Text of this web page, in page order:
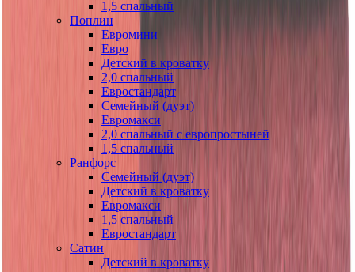
1,5 спальный
Поплин
Евромини
Евро
Детский в кроватку
2,0 спальный
Евростандарт
Семейный (дуэт)
Евромакси
2,0 спальный с европростыней
1,5 спальный
Ранфорс
Семейный (дуэт)
Детский в кроватку
Евромакси
1,5 спальный
Евростандарт
Сатин
Детский в кроватку